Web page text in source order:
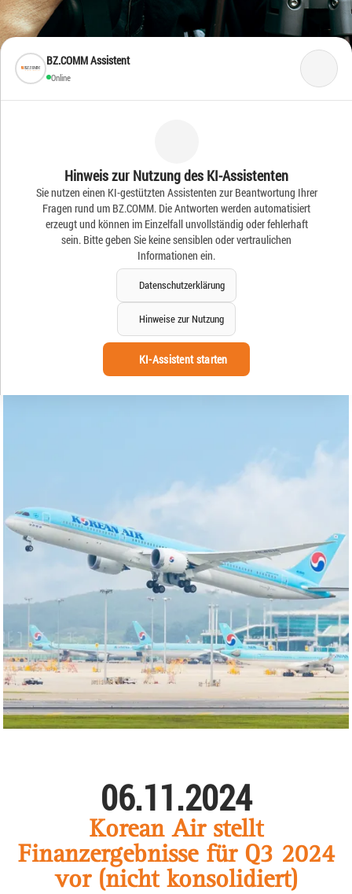
BZ.COMM Assistent
Online
Hinweis zur Nutzung des KI-Assistenten
Sie nutzen einen KI-gestützten Assistenten zur Beantwortung Ihrer
Fragen rund um BZ.COMM. Die Antworten werden automatisiert
erzeugt und können im Einzelfall unvollständig oder fehlerhaft
sein. Bitte geben Sie keine sensiblen oder vertraulichen
Informationen ein.
Datenschutzerklärung
Hinweise zur Nutzung
KI-Assistent starten
Frische Ideen – Frische
News
06.11.2024
Korean Air stellt
Finanzergebnisse für Q3 2024
vor (nicht konsolidiert)